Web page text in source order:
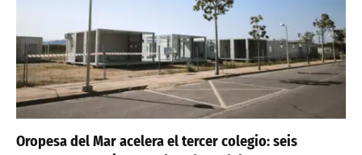
Oropesa del Mar acelera el tercer colegio: seis